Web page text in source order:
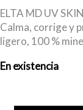
ELTA MD UV
Calma, corrige y
ligero, 100 %
En existencia